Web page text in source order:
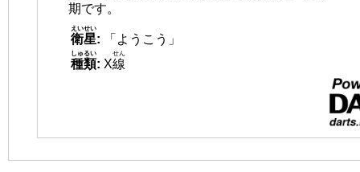
期です。
衛星
えいせい
:
「ようこう」
種類
しゅるい
: X線
せん